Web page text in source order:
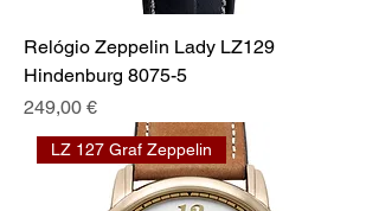
Relógio Zeppelin Lady LZ129
Hindenburg 8075-5
Prix
249,00 €
LZ 127 Graf Zeppelin